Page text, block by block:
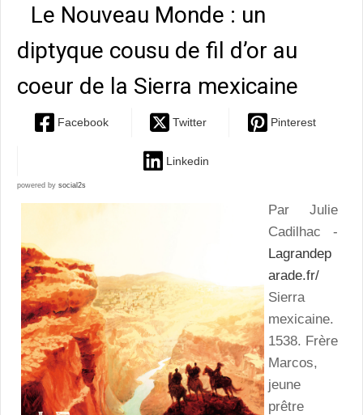
Le Nouveau Monde : un
diptyque cousu de fil d’or au
coeur de la Sierra mexicaine
Facebook Twitter Pinterest
Linkedin
powered by social2s
Par Julie
Cadilhac -
Lagrandep
arade.fr/
Sierra
mexicaine.
1538. Frère
Marcos,
jeune
prêtre